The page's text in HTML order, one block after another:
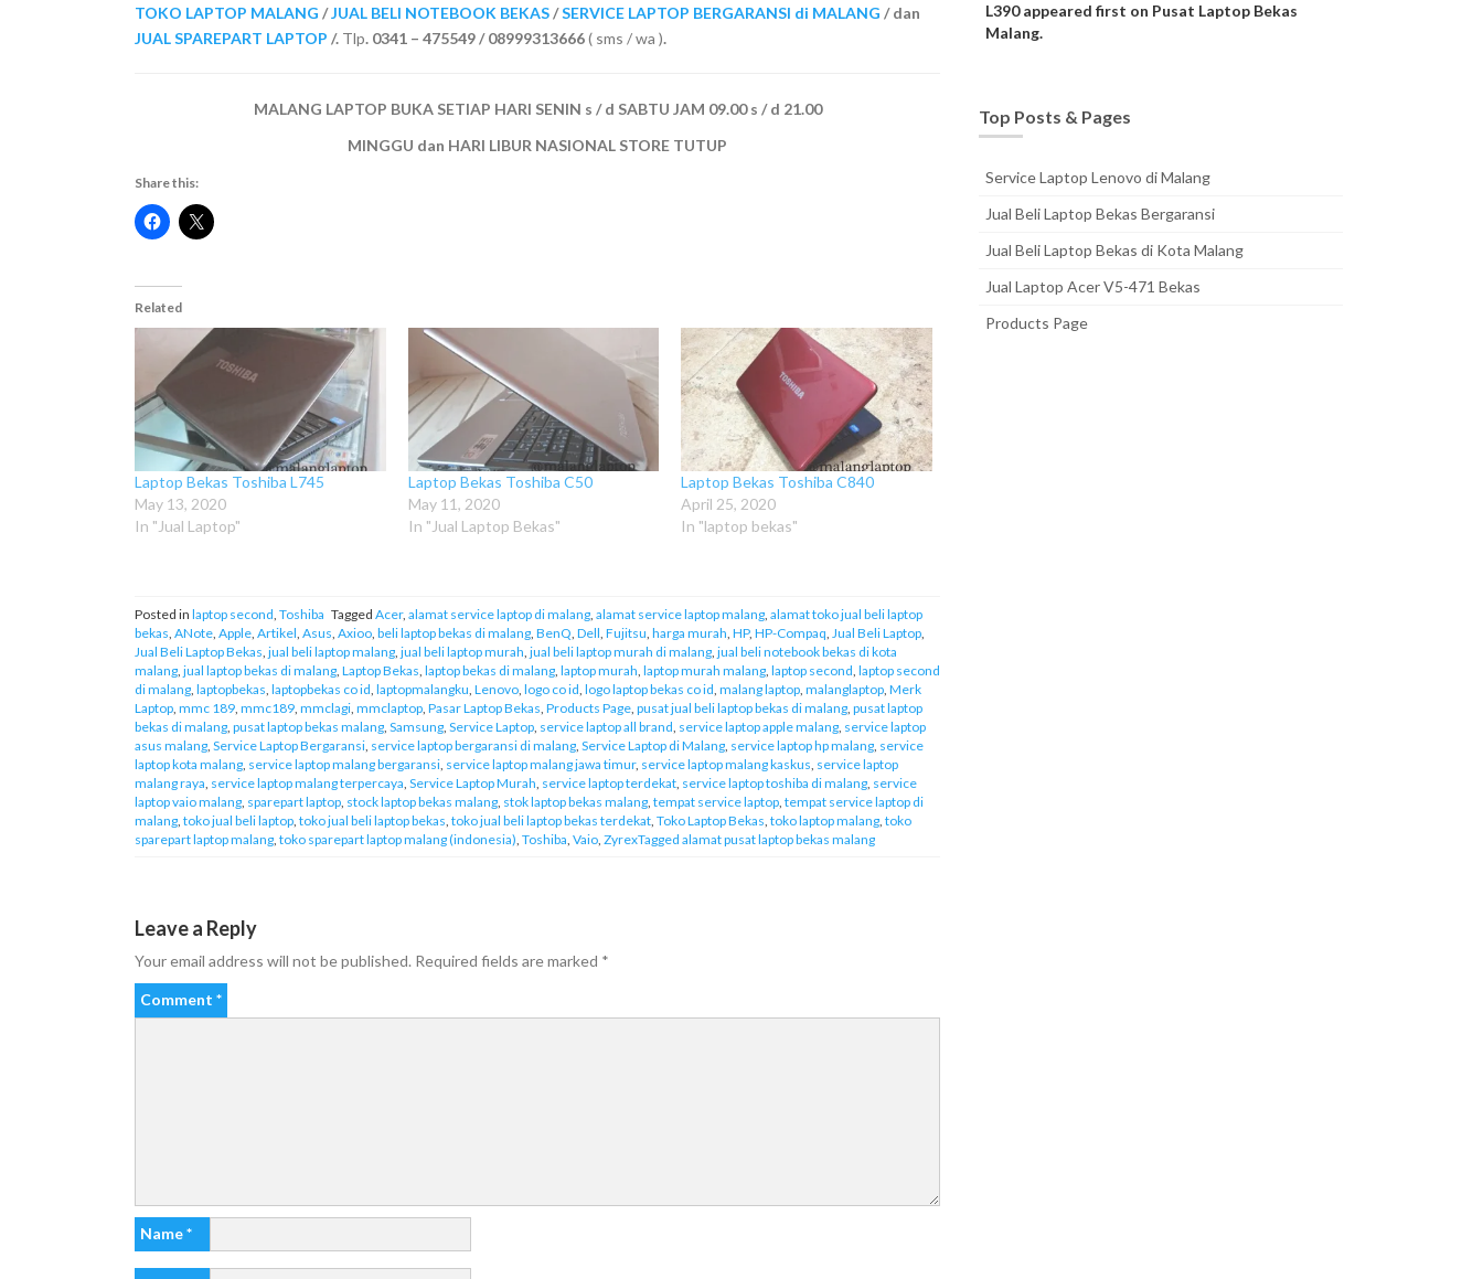
TOKO LAPTOP MALANG /JUAL BELI NOTEBOOK BEKAS/SERVICE LAPTOP BERGARANSI di MALANG / dan
JUAL SPAREPART LAPTOP /. Tlp. 0341 – 475549 / 08999313666( sms / wa ).
MALANG LAPTOP BUKA SETIAP HARI SENIN s / d SABTU JAM 09.00 s / d 21.00
MINGGU dan HARI LIBUR NASIONAL STORE TUTUP
Share this:
Related
Laptop Bekas Toshiba L745
May 13, 2020
In "Jual Laptop"
Laptop Bekas Toshiba C50
May 11, 2020
In "Jual Laptop Bekas"
Laptop Bekas Toshiba C840
April 25, 2020
In "laptop bekas"
Posted in laptop second, Toshiba Tagged Acer, alamat service laptop di malang, alamat service laptop malang, alamat toko jual beli laptop
bekas, ANote, Apple, Artikel, Asus, Axioo, beli laptop bekas di malang, BenQ, Dell, Fujitsu, harga murah, HP, HP-Compaq, Jual Beli Laptop,
Jual Beli Laptop Bekas, jual beli laptop malang, jual beli laptop murah, jual beli laptop murah di malang, jual beli notebook bekas di kota
malang, jual laptop bekas di malang, Laptop Bekas, laptop bekas di malang, laptop murah, laptop murah malang, laptop second, laptop second
di malang, laptopbekas, laptopbekas co id, laptopmalangku, Lenovo, logo co id, logo laptop bekas co id, malang laptop, malanglaptop, Merk
Laptop, mmc 189, mmc189, mmclagi, mmclaptop, Pasar Laptop Bekas, Products Page, pusat jual beli laptop bekas di malang, pusat laptop
bekas di malang, pusat laptop bekas malang, Samsung, Service Laptop, service laptop all brand, service laptop apple malang, service laptop
asus malang, Service Laptop Bergaransi, service laptop bergaransi di malang, Service Laptop di Malang, service laptop hp malang, service
laptop kota malang, service laptop malang bergaransi, service laptop malang jawa timur, service laptop malang kaskus, service laptop
malang raya, service laptop malang terpercaya, Service Laptop Murah, service laptop terdekat, service laptop toshiba di malang, service
laptop vaio malang, sparepart laptop, stock laptop bekas malang, stok laptop bekas malang, tempat service laptop, tempat service laptop di
malang, toko jual beli laptop, toko jual beli laptop bekas, toko jual beli laptop bekas terdekat, Toko Laptop Bekas, toko laptop malang, toko
sparepart laptop malang, toko sparepart laptop malang (indonesia), Toshiba, Vaio, ZyrexTagged alamat pusat laptop bekas malang
Leave a Reply
Your email address will not be published. Required fields are marked *
Comment *
Name*
L390 appeared first on Pusat Laptop Bekas
Malang.
Top Posts & Pages
Service Laptop Lenovo di Malang
Jual Beli Laptop Bekas Bergaransi
Jual Beli Laptop Bekas di Kota Malang
Jual Laptop Acer V5-471 Bekas
Products Page